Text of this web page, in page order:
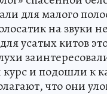
для малого
на звуки не
усатых китов
и подошли к
что они